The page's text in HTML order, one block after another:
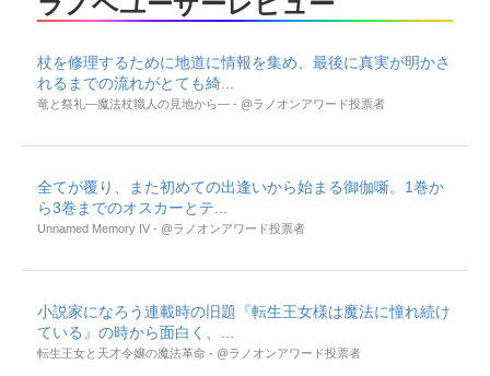
杖を修理するために地道に情報を集め、最後に真実が明かさ
れるまでの流れがとても綺...
竜と祭礼―魔法杖職人の見地から― - @ラノオンアワード投票者
全てが覆り、また初めての出逢いから始まる御伽噺。1巻か
ら3巻までのオスカーとテ...
Unnamed Memory IV - @ラノオンアワード投票者
小説家になろう連載時の旧題『転生王女様は魔法に憧れ続け
ている』の時から面白く、...
転生王女と天才令嬢の魔法革命 - @ラノオンアワード投票者